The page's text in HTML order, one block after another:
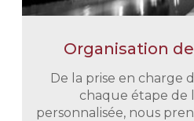
Organisation
De la prise en charge
chaque étape de
personnalisée, nous